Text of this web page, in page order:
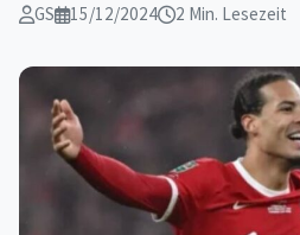
GS 15/12/2024 2 Min. Lesezeit